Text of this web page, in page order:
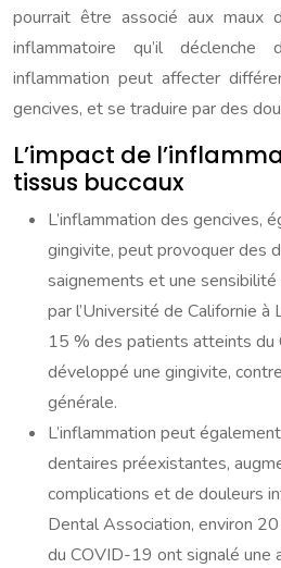
pourrait être associé aux maux
inflammatoire qu’il déclenche
inflammation peut affecter
gencives, et se traduire par des
L’impact de
tissus buccaux
L’inflammation des gencives,
gingivite, peut provoquer des
saignements et une
par l’Université de Californie
15 % des patients atteints
développé une gingivite,
générale.
L’inflammation peut
dentaires préexistantes,
complications et de douleurs
Dental Association, environ
du COVID-19 ont signalé une